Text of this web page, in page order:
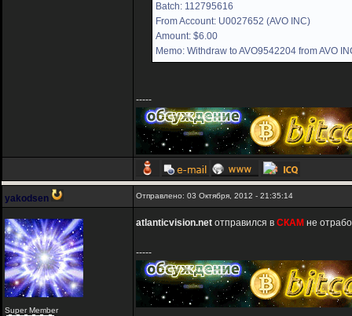
Batch: 112795616
From Account: U0027652 (AVO INC)
Amount: $6.00
Memo: Withdraw to AVO9542204 from AVO
-----
yakodsen Отправлено: 03 Октября, 2012 - 21:35:14
Super Member
atlanticvision.net отправился в СКАМ не
-----